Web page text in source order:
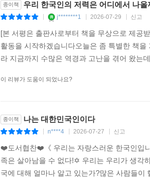
종이책 우리 한국인의 저력은 어디에서 나
j********1 2026-07-29 신고
[본 서평은 출판사로부터 책을 무상으로 제공
활동을 시작하겠습니다오늘은 좀 특별한 책
라 지금까지 수많은 역경과 고난을 겪어 왔는
이 리뷰가 도움이 되었나요?
종이책 나는 대한민국인이다
n****4 2026-07-27 신고
❤️도서협찬❤️《 우리는 자랑스러운 한국인입
족은 살아남을 수 없다!✡️ 우리는 우리가 생각
국에 대해 얼마나 알고 있는가?많은 사람들